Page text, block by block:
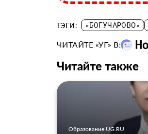
ТЭГИ: «БОГУЧАРОВО»
ЧИТАЙТЕ «УГ» В:
Читайте также
Образование UG.RU